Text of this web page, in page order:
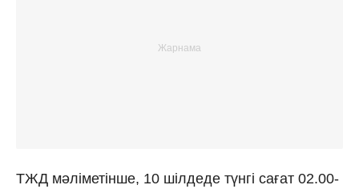
ТЖД мәліметінше, 10 шілдеде түнгі сағат 02.00-